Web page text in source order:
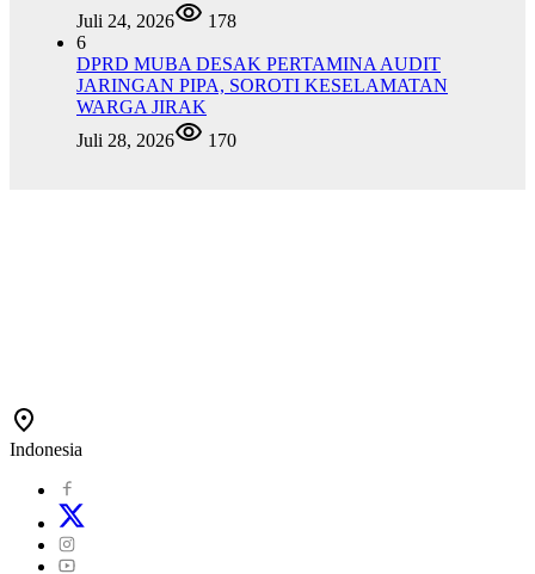
Juli 24, 2026
178
6
DPRD MUBA DESAK PERTAMINA AUDIT
JARINGAN PIPA, SOROTI KESELAMATAN
WARGA JIRAK
Juli 28, 2026
170
Indonesia